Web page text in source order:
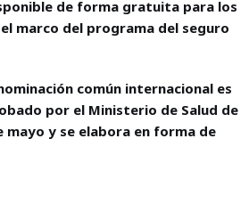
de forma gratuita para los
marco del programa del seguro
común internacional es
por el Ministerio de Salud de
mayo y se elabora en forma de